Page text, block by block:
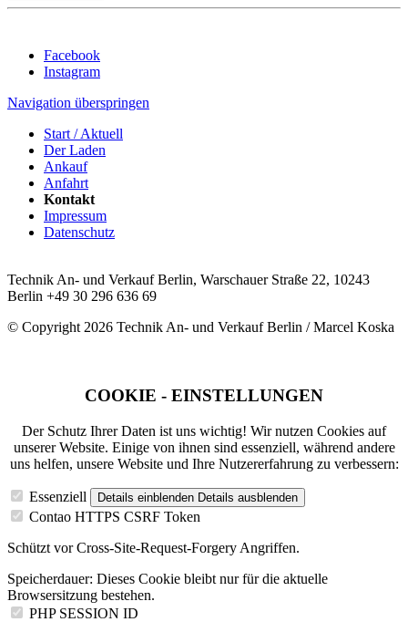
Facebook
Instagram
Navigation überspringen
Start / Aktuell
Der Laden
Ankauf
Anfahrt
Kontakt
Impressum
Datenschutz
Technik An- und Verkauf Berlin, Warschauer Straße 22, 10243
Berlin +49 30 296 636 69
© Copyright 2026 Technik An- und Verkauf Berlin / Marcel Koska
COOKIE - EINSTELLUNGEN
Der Schutz Ihrer Daten ist uns wichtig! Wir nutzen Cookies auf
unserer Website. Einige von ihnen sind essenziell, während andere
uns helfen, unsere Website und Ihre Nutzererfahrung zu verbessern:
Essenziell Details einblenden Details ausblenden
Contao HTTPS CSRF Token
Schützt vor Cross-Site-Request-Forgery Angriffen.
Speicherdauer: Dieses Cookie bleibt nur für die aktuelle
Browsersitzung bestehen.
PHP SESSION ID